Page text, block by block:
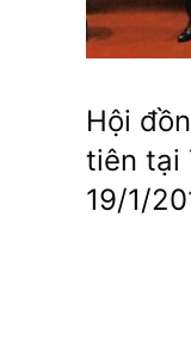
Hội
tiên tại
19/1/